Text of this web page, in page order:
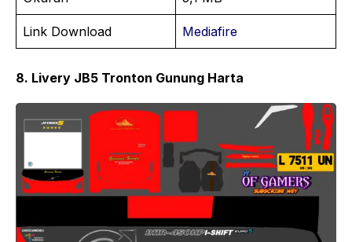
Link Download Mediafire
8. Livery JB5 Tronton Gunung Harta